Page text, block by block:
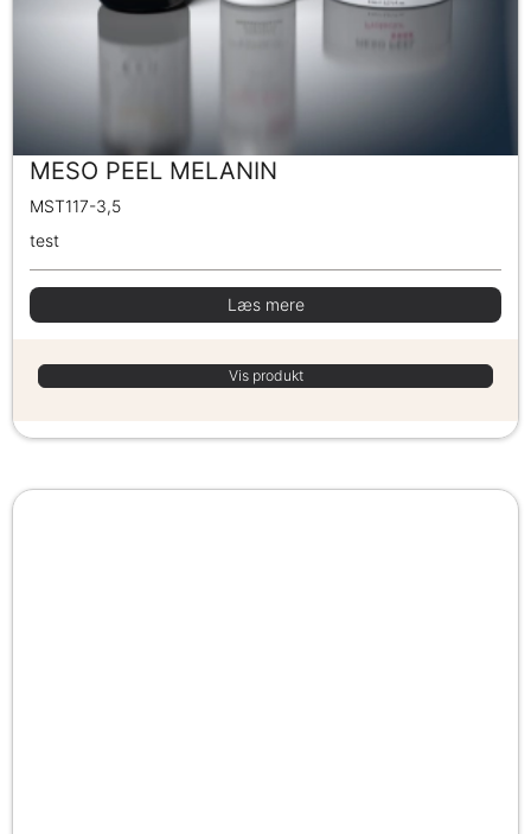
MESO PEEL MELANIN
MST117-3,5
test
Læs mere
Vis produkt